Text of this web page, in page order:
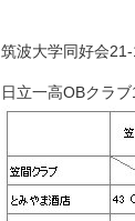
筑波大学同好会
日立一高OBクラ